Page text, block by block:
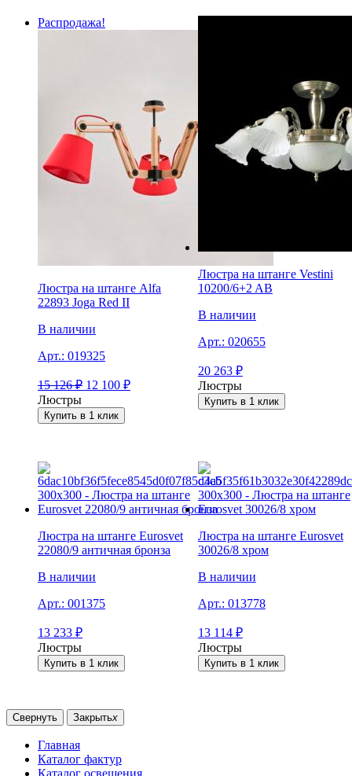
Распродажа!
Люстра на штанге Alfa
22893 Joga Red II
В наличии
Арт.: 019325
15 126₽ 12 100 ₽
Люстры
Купить в 1 клик
Люстра на штанге Vestini
10200/6+2 AB
В наличии
Арт.: 020655
20 263 ₽
Люстры
Купить в 1 клик
Люстра на штанге Eurosvet
22080/9 античная бронза
В наличии
Арт.: 001375
13 233 ₽
Люстры
Купить в 1 клик
Люстра на штанге Eurosvet
30026/8 хром
В наличии
Арт.: 013778
13 114 ₽
Люстры
Купить в 1 клик
Свернуть Закрытьx
Главная
Каталог фактур
Каталог освещения